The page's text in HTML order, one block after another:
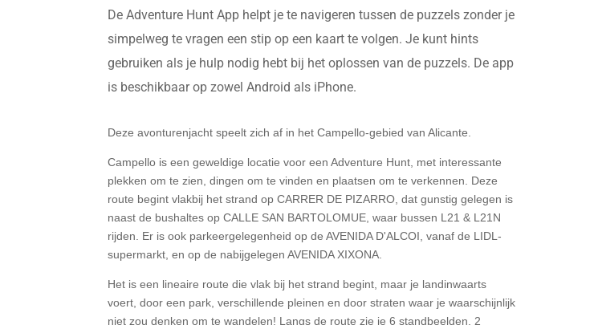
De Adventure Hunt App helpt je te navigeren tussen de puzzels zonder je
simpelweg te vragen een stip op een kaart te volgen. Je kunt hints
gebruiken als je hulp nodig hebt bij het oplossen van de puzzels. De app
is beschikbaar op zowel Android als iPhone.
Deze avonturenjacht speelt zich af in het Campello-gebied van Alicante.
Campello is een geweldige locatie voor een Adventure Hunt, met interessante
plekken om te zien, dingen om te vinden en plaatsen om te verkennen. Deze
route begint vlakbij het strand op CARRER DE PIZARRO, dat gunstig gelegen is
naast de bushaltes op CALLE SAN BARTOLOMUE, waar bussen L21 & L21N
rijden. Er is ook parkeergelegenheid op de AVENIDA D'ALCOI, vanaf de LIDL-
supermarkt, en op de nabijgelegen AVENIDA XIXONA.
Het is een lineaire route die vlak bij het strand begint, maar je landinwaarts
voert, door een park, verschillende pleinen en door straten waar je waarschijnlijk
niet zou denken om te wandelen! Langs de route zie je 6 standbeelden, 2